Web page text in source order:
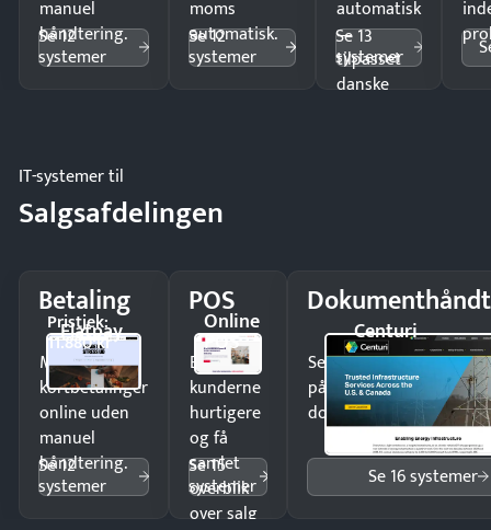
manuel
håndtering.
Se 12
systemer
moms
automatisk.
Se 12
systemer
automatisk
—
tilpasset
danske
Se 13
systemer
IT-systemer til
Salgsafdelingen
Betaling
Flatpay
Pristjek:
11.880 kr
Modtag
kortbetalinger
online uden
manuel
håndtering.
Se 12
systemer
POS
Online
POS
Ekspedér
kunderne
hurtigere
og få
samlet
overblik
over salg
Se 15
systemer
Centuri
Send kontrakter til
på minutter og mist
dokumenter.
Se 16 systemer